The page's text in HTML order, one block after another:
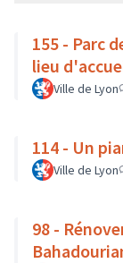
155 - Parc
lieu
Ville de Lyon
114 - Un
Ville de Lyon
98 -